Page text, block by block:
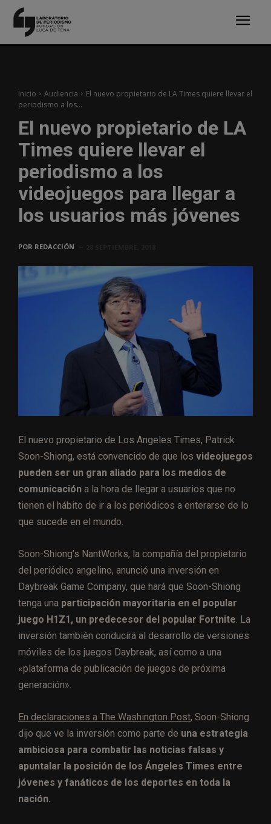
Inicio Audiencia
El nuevo propietario de LA Times quiere llevar el
periodismo a los...
El nuevo propietario de LA
Times quiere llevar el
periodismo a los
videojuegos para llegar a
los usuarios más jóvenes
POR REDACCIÓN
El nuevo propietario de Los Angeles Times, Patrick
Soon-Shiong, está convencido de que los videojuegos
pueden ser un gran aliado para los medios de
comunicación a la hora de llegar a usuarios que no
tienen el hábito de ir a los periódicos a enterarse de lo
que sucede en el mundo.
Soon-Shiong’s NantWorks, la compañía del propietario
del periódico angelino, anunció una inversión en
Daybreak Game Company, que hará que Soon-Shiong
tenga una participación mayoritaria en el popular
juego H1Z1, un predecesor del popular Fortnite . La
inversión también conducirá al desarrollo de versiones
móviles de los juegos Daybreak, así como a una
«plataforma de publicación de juegos de próxima
generación».
En declaraciones a The Washington Post, Soon-Shiong
dijo que ve la inversión como parte de una estrategia
ambiciosa para combatir las noticias falsas y
apuntalar la posición de los Ángeles Times entre
jóvenes y fanáticos de los deportes en toda la
nación.